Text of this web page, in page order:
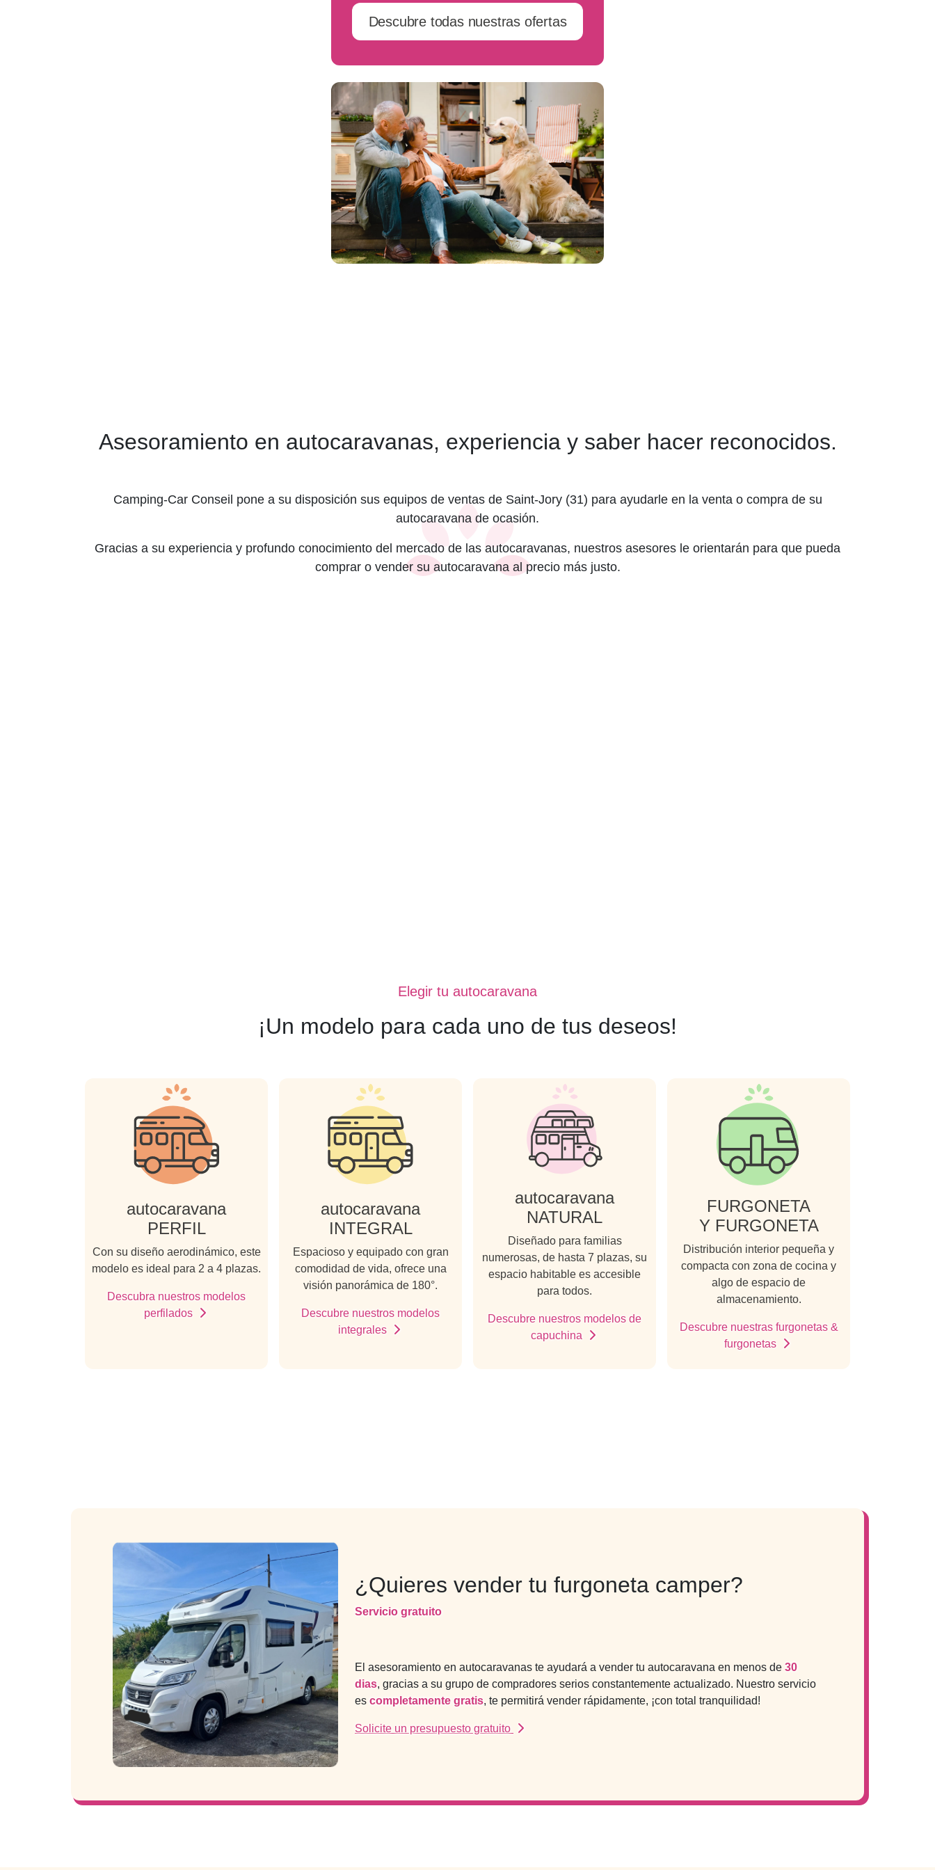
Descubre todas nuestras ofertas
Asesoramiento en autocaravanas, experiencia y saber hacer reconocidos.
Camping-Car Conseil pone a su disposición sus equipos de ventas de Saint-Jory (31) para ayudarle en la venta o compra de su
autocaravana de ocasión.
Gracias a su experiencia y profundo conocimiento del mercado de las autocaravanas, nuestros asesores le orientarán para que pueda
comprar o vender su autocaravana al precio más justo.
Elegir tu autocaravana
¡Un modelo para cada uno de tus deseos!
autocaravana
PERFIL
Con su diseño aerodinámico, este
modelo es ideal para 2 a 4 plazas.
Descubra nuestros modelos
perfilados
autocaravana
INTEGRAL
Espacioso y equipado con gran
comodidad de vida, ofrece una
visión panorámica de 180°.
Descubre nuestros modelos
integrales
autocaravana
NATURAL
Diseñado para familias
numerosas, de hasta 7 plazas, su
espacio habitable es accesible
para todos.
Descubre nuestros modelos de
capuchina
FURGONETA
Y FURGONETA
Distribución interior pequeña y
compacta con zona de cocina y
algo de espacio de
almacenamiento.
Descubre nuestras furgonetas &
furgonetas
¿Quieres vender tu furgoneta camper?
Servicio gratuito
El asesoramiento en autocaravanas te ayudará a vender tu autocaravana en menos de 30
dias, gracias a su grupo de compradores serios constantemente actualizado. Nuestro servicio
es completamente gratis, te permitirá vender rápidamente, ¡con total tranquilidad!
Solicite un presupuesto gratuito